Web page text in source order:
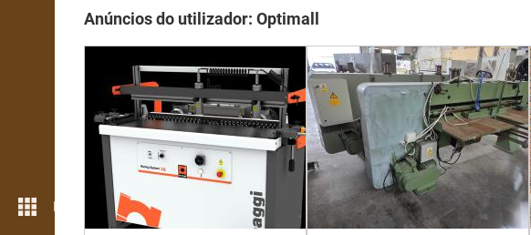
Mais funcionalidades
Anúncios do utilizador: Optimall